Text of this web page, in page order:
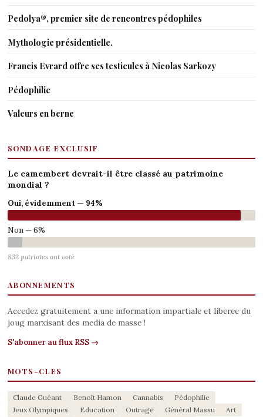
Pedolya®, premier site de rencontres pédophiles
Mythologie présidentielle.
Francis Evrard offre ses testicules à Nicolas Sarkozy
Pédophilie
Valeurs en berne
SONDAGE EXCLUSIF
Le camembert devrait-il être classé au patrimoine
mondial ?
Oui, évidemment — 94%
Non — 6%
832 patriotes ont voté
ABONNEMENTS
Accedez gratuitement a une information impartiale et liberee du
joug marxisant des media de masse !
S'abonner au flux RSS →
MOTS-CLES
Claude Guéant Benoît Hamon Cannabis
Pédophilie
Jeux Olympiques
Education Outrage Général Massu
Art